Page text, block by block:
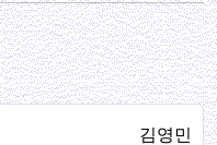
김영민